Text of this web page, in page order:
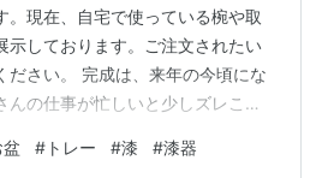
。現在、自宅で使っている椀や取
示しております。ご注文されたい
ださい。 完成は、来年の今頃にな
んの仕事が忙しいと少しズレこむ
までと雰囲気の違う盆が届いてい
盆 # トレー #漆 #漆器